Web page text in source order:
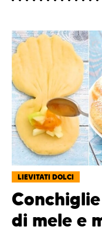
LIEVITATI DOLCI
di mele e